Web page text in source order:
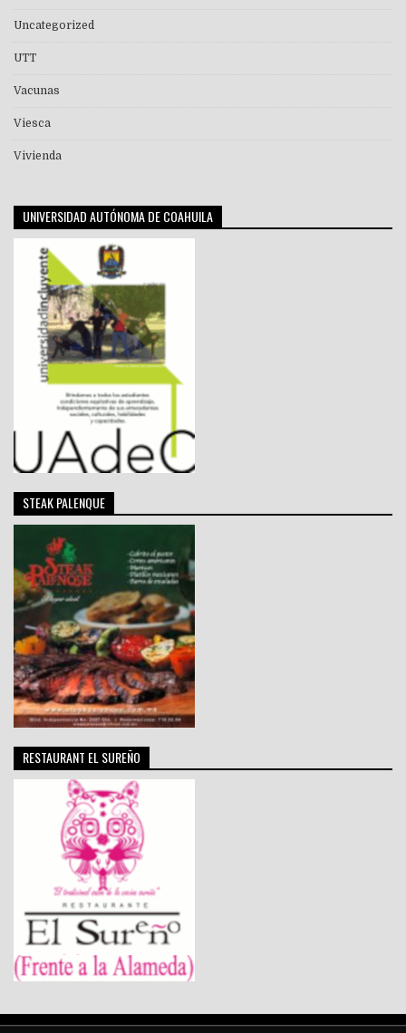
Uncategorized
UTT
Vacunas
Viesca
Vivienda
UNIVERSIDAD AUTÓNOMA DE COAHUILA
STEAK PALENQUE
RESTAURANT EL SUREÑO